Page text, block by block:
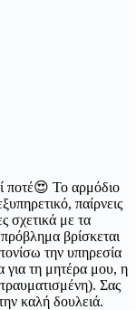
ποτέ😍 Το αρμόδιο
παίρνεις
σχετικά με τα
βρίσκεται
την υπηρεσία
για τη μητέρα μου, η
Σας
καλή δουλειά.